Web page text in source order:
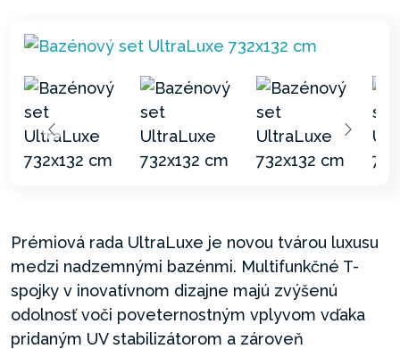
Prémiová rada UltraLuxe je novou tvárou luxusu
medzi nadzemnými bazénmi. Multifunkčné T-
spojky v inovatívnom dizajne majú zvýšenú
odolnosť voči poveternostným vplyvom vďaka
pridaným UV stabilizátorom a zároveň